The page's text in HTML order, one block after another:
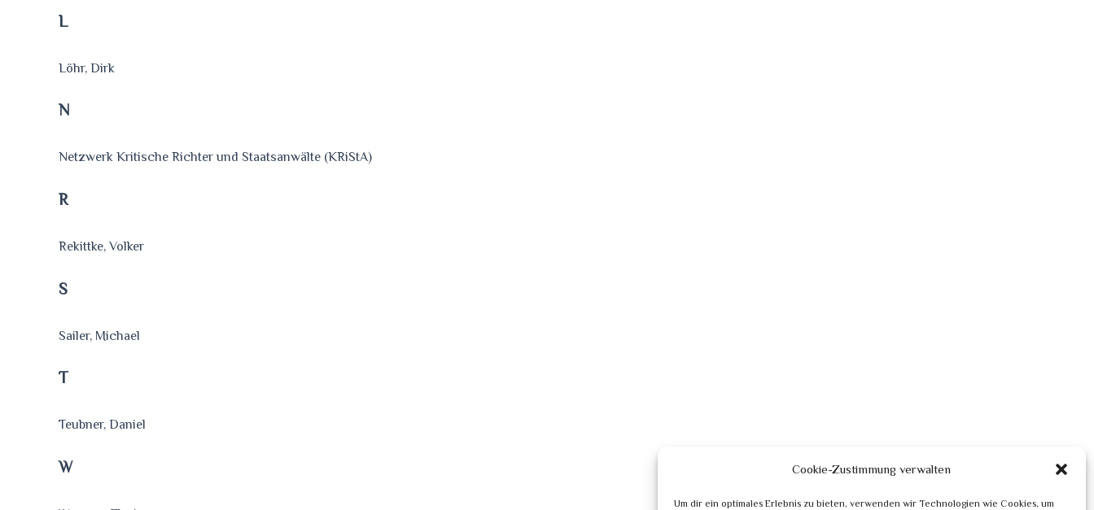
Cookie-Zustimmung verwalten
Um dir ein optimales Erlebnis zu bieten, verwenden wir Technologien wie Cookies, um
L
Löhr, Dirk
N
Netzwerk Kritische Richter und Staatsanwälte (KRiStA)
R
Rekittke, Volker
S
Sailer, Michael
T
Teubner, Daniel
W